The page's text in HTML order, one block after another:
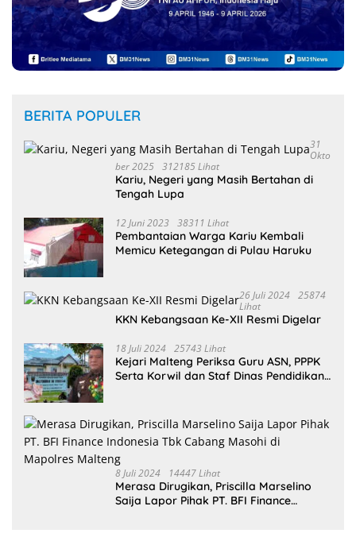
BERITA POPULER
31
Okto
Ber 2025 312185 Lihat
Kariu, Negeri yang Masih Bertahan di
Tengah Lupa
12 Juni 2023 38311 Lihat
Pembantaian Warga Kariu Kembali
Memicu Ketegangan di Pulau Haruku
26 Juli 2024 25874
Lihat
KKN Kebangsaan Ke-XII Resmi Digelar
18 Juli 2024 25743 Lihat
Kejari Malteng Periksa Guru ASN, PPPK
Serta Korwil dan Staf Dinas Pendidikan
8 Juli 2024 14447 Lihat
Merasa Dirugikan, Priscilla Marselino
Saija Lapor Pihak PT. BFI Finance